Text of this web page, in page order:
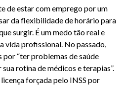
de estar com emprego por um
da flexibilidade de horário para
surgir. É um medo tão real e
vida profissional. No passado,
“ter problemas de saúde
rotina de médicos e terapias”.
forçada pelo INSS por